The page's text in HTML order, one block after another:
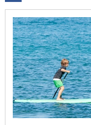
Genießen
Sie
die
Natur
mit
Kindern
Kinderspielplätze
und
Freizeitparks